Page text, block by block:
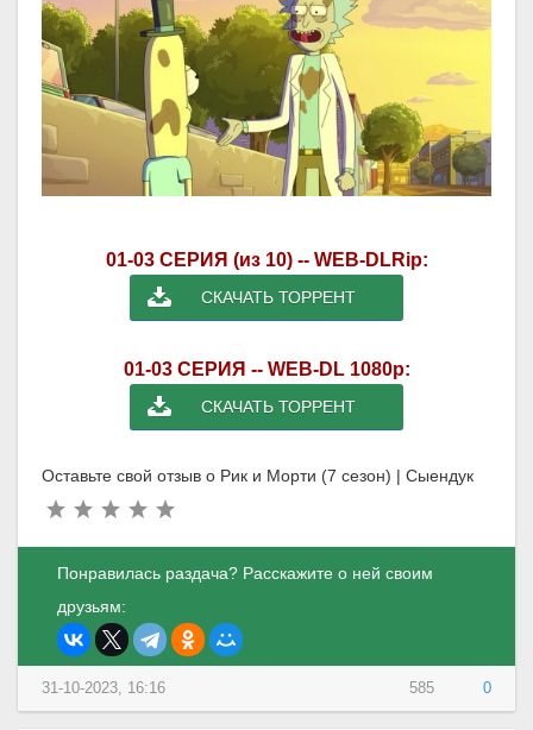
01-03 СЕРИЯ (из 10) -- WEB-DLRip:
СКАЧАТЬ ТОРРЕНТ
01-03 СЕРИЯ -- WEB-DL 1080p:
СКАЧАТЬ ТОРРЕНТ
Оставьте свой отзыв о Рик и Морти (7 сезон) | Сыендук
Понравилась раздача? Расскажите о ней своим
друзьям:
585 0
31-10-2023, 16:16